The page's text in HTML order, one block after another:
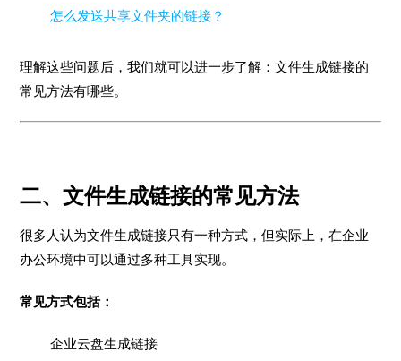
怎么发送共享文件夹的链接？
理解这些问题后，我们就可以进一步了解：文件生成链接的
常见方法有哪些。
二、文件生成链接的常见方法
很多人认为文件生成链接只有一种方式，但实际上，在企业
办公环境中可以通过多种工具实现。
常见方式包括：
企业云盘生成链接